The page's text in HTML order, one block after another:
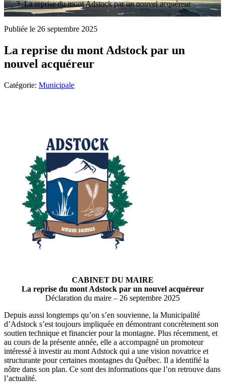
La reprise du mont Adstock par un nouvel acquéreur
Publiée le 26 septembre 2025
La reprise du mont Adstock par un
nouvel acquéreur
Catégorie: Municipale
CABINET DU MAIRE
La reprise du mont Adstock par un nouvel acquéreur
Déclaration du maire – 26 septembre 2025
Depuis aussi longtemps qu’on s’en souvienne, la Municipalité
d’Adstock s’est toujours impliquée en démontrant concrètement son
soutien technique et financier pour la montagne. Plus récemment, et
au cours de la présente année, elle a accompagné un promoteur
intéressé à investir au mont Adstock qui a une vision novatrice et
structurante pour certaines montagnes du Québec. Il a identifié la
nôtre dans son plan. Ce sont des informations que l’on retrouve dans
l’actualité.